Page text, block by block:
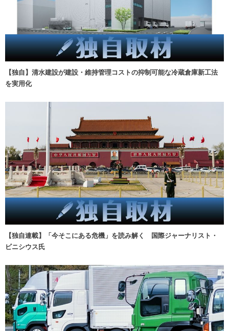
【独自】清水建設が建設・維持管理コストの抑制可能な冷蔵倉庫新工法
を実用化
【独自連載】「今そこにある危機」を読み解く 国際ジャーナリスト・
ビニシウス氏